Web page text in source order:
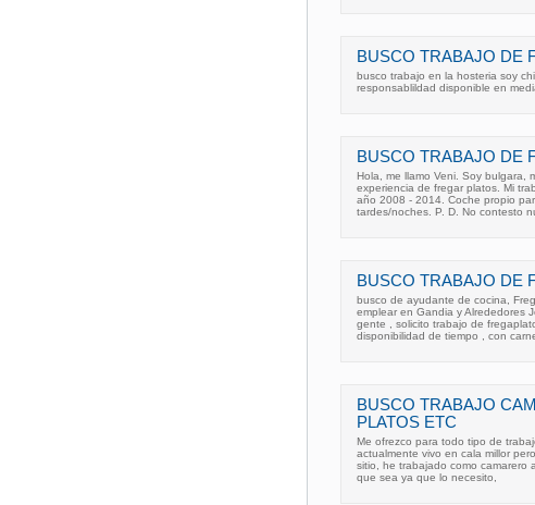
BUSCO TRABAJO DE
busco trabajo en la hosteria soy
responsablildad disponible en
BUSCO TRABAJO DE
Hola, me llamo Veni. Soy bulgara,
experiencia de fregar platos. Mi
año 2008 - 2014. Coche propio
tardes/noches. P. D. No contesto
BUSCO TRABAJO DE
busco de ayudante de cocina,
emplear en Gandia y Alrededores
gente , solicito trabajo de
disponibilidad de tiempo , con
BUSCO TRABAJO
PLATOS ETC
Me ofrezco para todo tipo de
actualmente vivo en cala millor
sitio, he trabajado como camarero
que sea ya que lo necesito,